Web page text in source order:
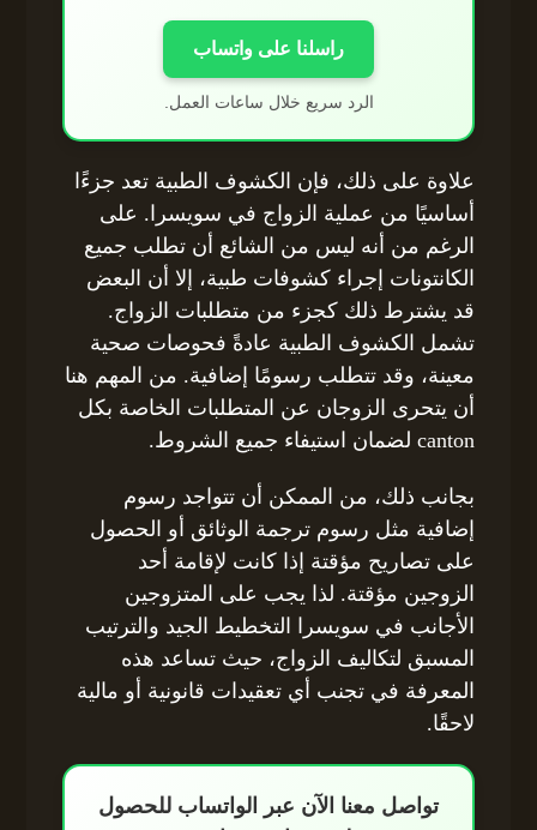
راسلنا على واتساب
الرد سريع خلال ساعات العمل.
علاوة على ذلك، فإن الكشوف الطبية تعد جزءًا
أساسيًا من عملية الزواج في سويسرا. على
الرغم من أنه ليس من الشائع أن تطلب جميع
الكانتونات إجراء كشوفات طبية، إلا أن البعض
قد يشترط ذلك كجزء من متطلبات الزواج.
تشمل الكشوف الطبية عادةً فحوصات صحية
معينة، وقد تتطلب رسومًا إضافية. من المهم هنا
أن يتحرى الزوجان عن المتطلبات الخاصة بكل
canton لضمان استيفاء جميع الشروط.
بجانب ذلك، من الممكن أن تتواجد رسوم
إضافية مثل رسوم ترجمة الوثائق أو الحصول
على تصاريح مؤقتة إذا كانت لإقامة أحد
الزوجين مؤقتة. لذا يجب على المتزوجين
الأجانب في سويسرا التخطيط الجيد والترتيب
المسبق لتكاليف الزواج، حيث تساعد هذه
المعرفة في تجنب أي تعقيدات قانونية أو مالية
لاحقًا.
تواصل معنا الآن عبر الواتساب للحصول